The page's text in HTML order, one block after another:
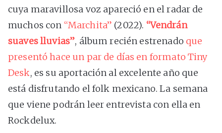
cuya maravillosa voz apareció en el radar de
muchos con “Marchita” (2022). “Vendrán
suaves lluvias”, álbum recién estrenado que
presentó hace un par de días en formato Tiny
Desk, es su aportación al excelente año que
está disfrutando el folk mexicano. La semana
que viene podrán leer entrevista con ella en
Rockdelux.